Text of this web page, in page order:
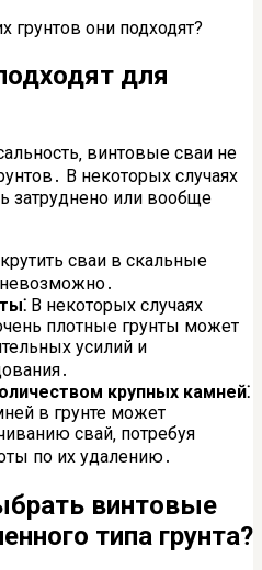
для
винтовые сваи не
В некоторых случаях
затруднено или вообще
сваи в скальные
В некоторых случаях
плотные грунты может
усилий и
крупных камней⁚
в грунте может
свай‚ потребуя
по их удалению․
винтовые
типа грунта?